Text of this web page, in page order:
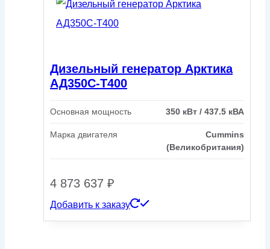
Дизельный генератор Арктика
АД350С-Т400
Основная мощность 350 кВт / 437.5 кВА
Марка двигателя
Cummins
(Великобритания)
4 873 637 ₽
Добавить к заказу